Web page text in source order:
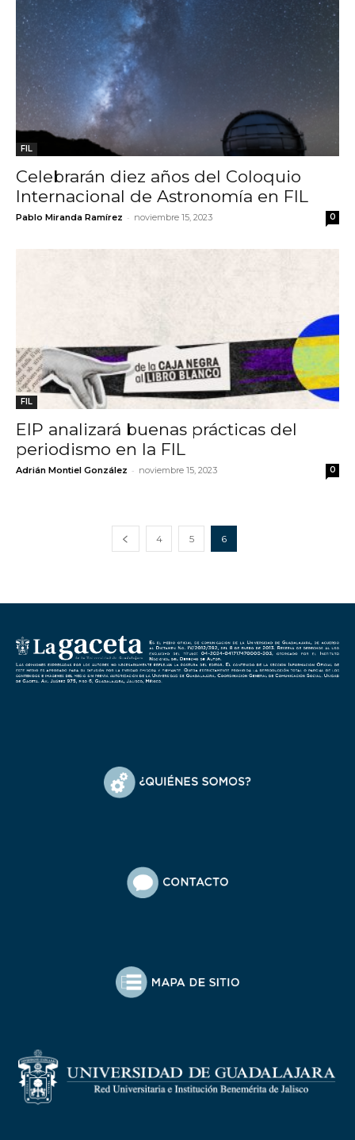
FIL
Celebrarán diez años del Coloquio
Internacional de Astronomía en FIL
Pablo Miranda Ramírez - noviembre 15, 2023 0
FIL
EIP analizará buenas prácticas del
periodismo en la FIL
Adrián Montiel González - noviembre 15, 2023 0
4 5 6